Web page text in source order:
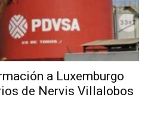
a Luxemburgo
de Nervis Villalobos